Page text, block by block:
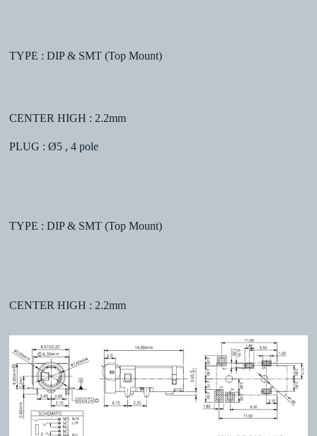
TYPE : DIP & SMT (Top Mount)
CENTER HIGH : 2.2mm
PLUG : Ø5 , 4 pole
TYPE : DIP & SMT (Top Mount)
CENTER HIGH : 2.2mm